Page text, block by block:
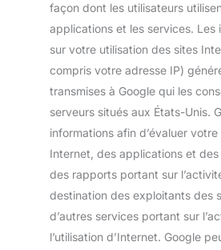
façon dont les utilisateurs
applications et les services. Les
sur votre utilisation des sites
compris votre adresse IP)
transmises à Google qui les
serveurs situés aux États-Unis.
informations afin d’évaluer
Internet, des applications et
des rapports portant sur
destination des exploitants des
d’autres services portant sur
l’utilisation d’Internet. Google